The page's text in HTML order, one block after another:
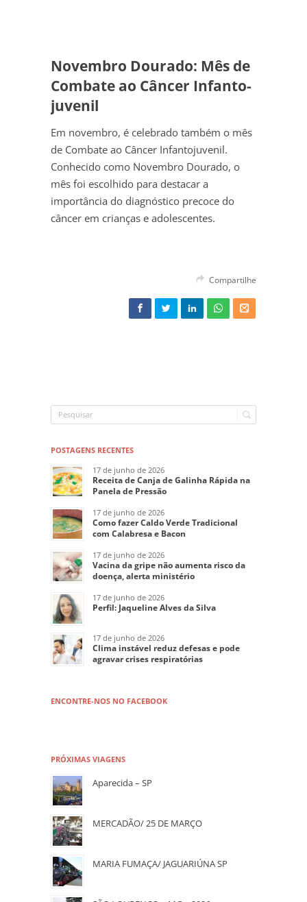
Novembro Dourado: Mês de
Combate ao Câncer Infanto-
juvenil
Em novembro, é celebrado também o mês
de Combate ao Câncer Infantojuvenil.
Conhecido como Novembro Dourado, o
mês foi escolhido para destacar a
importância do diagnóstico precoce do
câncer em crianças e adolescentes.
Compartilhe
POSTAGENS RECENTES
17 de junho de 2026
Receita de Canja de Galinha Rápida na
Panela de Pressão
17 de junho de 2026
Como fazer Caldo Verde Tradicional
com Calabresa e Bacon
17 de junho de 2026
Vacina da gripe não aumenta risco da
doença, alerta ministério
17 de junho de 2026
Perfil: Jaqueline Alves da Silva
17 de junho de 2026
Clima instável reduz defesas e pode
agravar crises respiratórias
ENCONTRE-NOS NO FACEBOOK
PRÓXIMAS VIAGENS
Aparecida – SP
MERCADÃO/ 25 DE MARÇO
MARIA FUMAÇA/ JAGUARIÚNA SP